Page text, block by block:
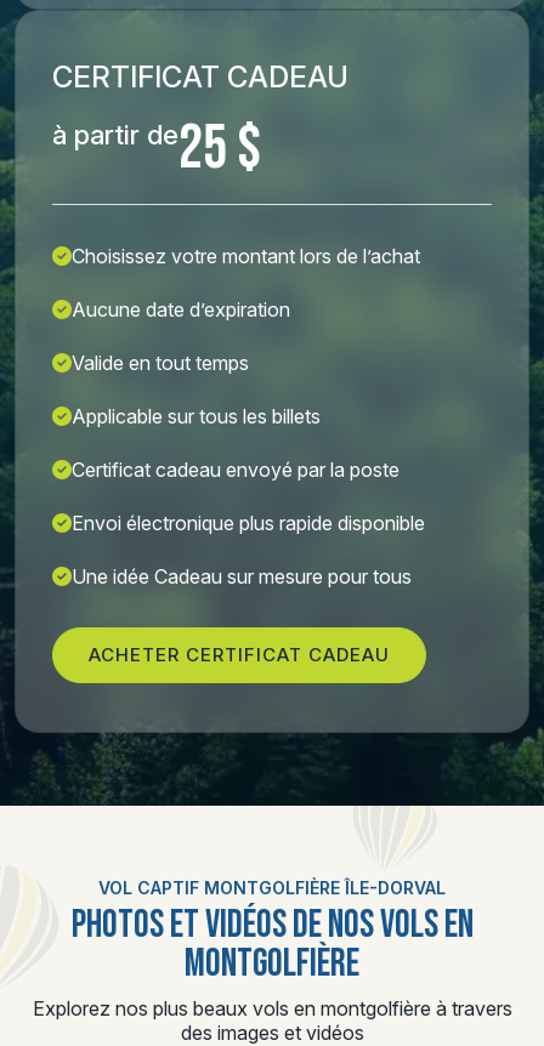
CERTIFICAT CADEAU
à partir de25 $
Choisissez votre montant lors de l’achat
Aucune date d’expiration
Valide en tout temps
Applicable sur tous les billets
Certificat cadeau envoyé par la poste
Envoi électronique plus rapide disponible
Une idée Cadeau sur mesure pour tous
ACHETER CERTIFICAT CADEAU
VOL CAPTIF MONTGOLFIÈRE ÎLE-DORVAL
PHOTOS ET VIDÉOS DE NOS VOLS EN
MONTGOLFIÈRE
Explorez nos plus beaux vols en montgolfière à travers
des images et vidéos